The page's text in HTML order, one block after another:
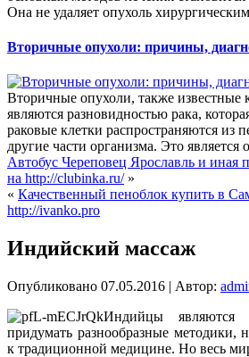
Она не удаляет опухоль
Вторичные опухоли: причины,
Вторичные опухоли, также известные
являются разновидностью рака,
раковые клетки распространяются из
другие части организма. Это является
Автобус Череповец Ярославль и иная
на http://clubinka.ru/»
« Качественный пеноблок купить в
http://ivanko.pro
Индийский массаж
Опубликовано 07.05.2016 | Автор:
Индийцы являются
придумать разнообразные
к традиционной медицине. Но весь